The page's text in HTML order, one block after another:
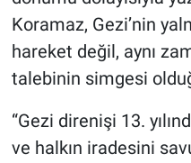
Koramaz, Gezi’nin
hareket değil, aynı
talebinin simgesi
“Gezi direnişi 13.
ve halkın iradesini